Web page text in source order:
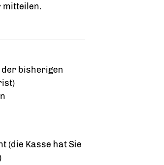
mitteilen.
der bisherigen
(die Kasse hat Sie